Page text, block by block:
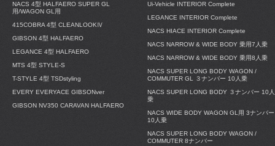
NACS 4型 HALFAERO SUPER GL
用/WAGON GL用
415COBRA 4型 CLEANLOOKⅣ
GIBSON 4型 HALFAERO
LEGANCE 4型 HALFAERO
MTS 4型 STYLE-S
T-STYLE 4型 TSDstyling
EVERY EVERYACE GIBSONver
GIBSON NV350 CARAVAN HALFAERO
Ui-Vehicle INTERIOR Complete
LEGANCE INTERIOR Complete
NACS HIACE INTERIOR Complete
NACS NARROW & WIDE BODY 乗用7人乗
NACS NARROW & WIDE BODY 乗用8人乗
NACS SUPER LONG BODY WAGON /
COMMUTER GL ３ナンバー 10人乗
NACS SUPER LONG BODY ３ナンバー 10人
乗
NACS WIDE BODY WAGON GL用 3ナンバー
10人乗
NACS SUPER LONG BODY WAGON /
COMMUTER 8ナンバー